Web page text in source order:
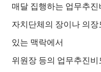
매달 집행하는 업무추
자치단체의 장이나 의
있는 맥락에서
위원장 등의 업무추진